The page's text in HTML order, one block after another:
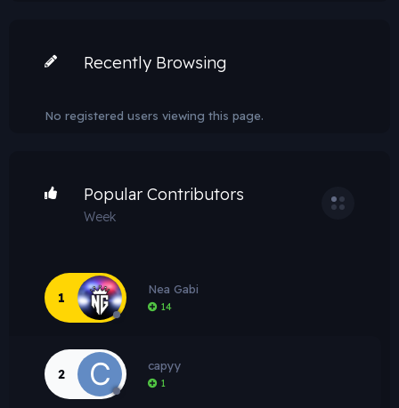
Recently Browsing
No registered users viewing this page.
Popular Contributors
Week
1
Nea Gabi
14
2
capyy
1